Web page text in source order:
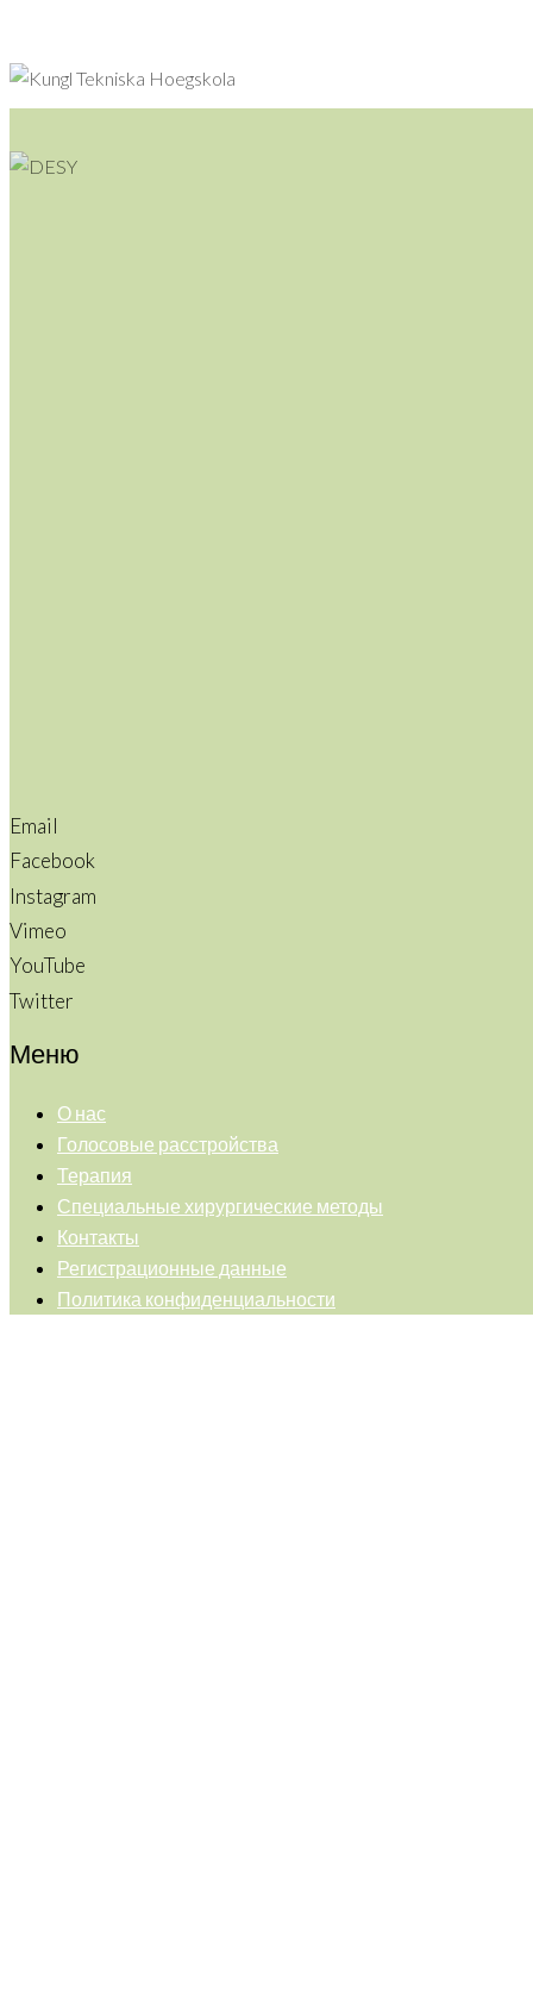
Email
Facebook
Instagram
Vimeo
YouTube
Twitter
Меню
О нас
Голосовые расстройства
Терапия
Специальные хирургические методы
Контакты
Регистрационные данные
Политика конфиденциальности